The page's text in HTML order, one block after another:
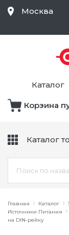
Главная Каталог
Источники Питания
на DIN-рейку
Москва
Каталог
Корзина
Каталог
Средства
Статического
Электричества
Безопасности,
Товары для
Цепи
Оборудование